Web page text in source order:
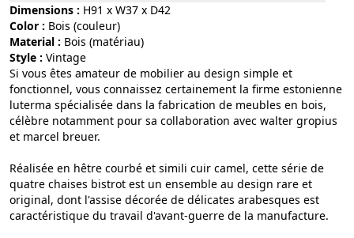
Dimensions : H91 x W37 x D42
Color :
bois (couleur)
Material :
bois (matériau)
Style :
vintage
Si vous êtes amateur de mobilier au design simple et
fonctionnel, vous connaissez certainement la firme estonienne
luterma spécialisée dans la fabrication de meubles en bois,
célèbre notamment pour sa collaboration avec walter gropius
et marcel breuer.
Réalisée en hêtre courbé et simili cuir camel, cette série de
quatre chaises bistrot est un ensemble au design rare et
original, dont l'assise décorée de délicates arabesques est
caractéristique du travail d'avant-guerre de la manufacture.